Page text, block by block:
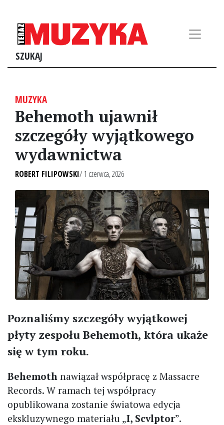
SZUKAJ
MUZYKA
Behemoth ujawnił
szczegóły wyjątkowego
wydawnictwa
ROBERT FILIPOWSKI/ 1 czerwca, 2026
Poznaliśmy szczegóły wyjątkowej
płyty zespołu Behemoth, która ukaże
się w tym roku.
Behemoth nawiązał współpracę z Massacre
Records. W ramach tej współpracy
opublikowana zostanie światowa edycja
ekskluzywnego materiału „I, Scvlptor”.